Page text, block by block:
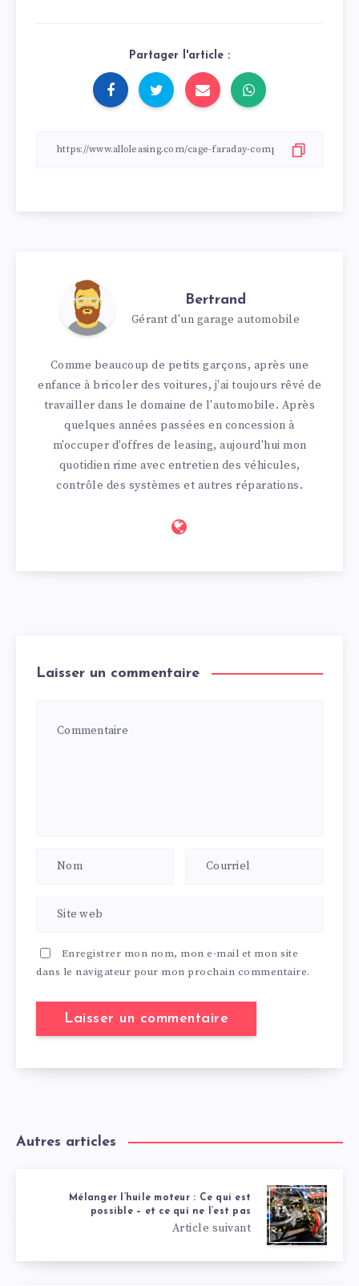
Partager l'article :
Bertrand
Gérant d'un garage automobile
Comme beaucoup de petits garçons, après une
enfance à bricoler des voitures, j'ai toujours rêvé de
travailler dans le domaine de l'automobile. Après
quelques années passées en concession à
m'occuper d'offres de leasing, aujourd'hui mon
quotidien rime avec entretien des véhicules,
contrôle des systèmes et autres réparations.
Laisser un commentaire
Enregistrer mon nom, mon e-mail et mon site
dans le navigateur pour mon prochain commentaire.
Autres articles
Mélanger l’huile moteur : Ce qui est
possible – et ce qui ne l’est pas
Article suivant